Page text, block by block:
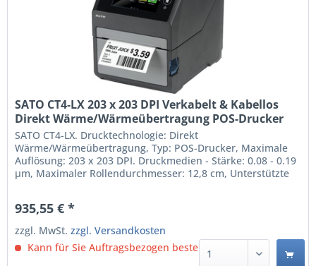
SATO CT4-LX 203 x 203 DPI Verkabelt & Kabellos
Direkt Wärme/Wärmeübertragung POS-Drucker
(WWCT01042ZNCN)
SATO CT4-LX. Drucktechnologie: Direkt
Wärme/Wärmeübertragung, Typ: POS-Drucker, Maximale
Auflösung: 203 x 203 DPI. Druckmedien - Stärke: 0.08 - 0.19
µm, Maximaler Rollendurchmesser: 12,8 cm, Unterstützte
integrierte Barcodes: 1D, 2D, Code 128 (A/B/C), Code 39,...
935,55 € *
zzgl. MwSt.zzgl. Versandkosten
Kann für Sie Auftragsbezogen bestellt werden.